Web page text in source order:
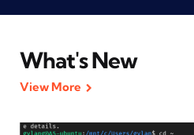
What's New
View More